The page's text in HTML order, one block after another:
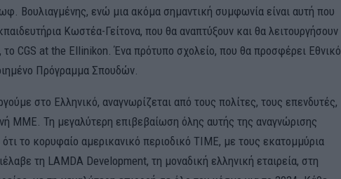
Βουλιαγμένης, ενώ μια ακόμα σημαντική συμφωνία είναι αυτή που
Κωστέα-Γείτονα, που θα αναπτύξουν και θα λειτουργήσουν
το CGS at the Ellinikon. Ένα πρότυπο σχολείο, που θα προσφέρει Εθνικό
Πρόγραμμα Σπουδών.
στο Ελληνικό, αναγνωρίζεται από τους πολίτες, τους επενδυτές,
ΜΜΕ. Τη μεγαλύτερη επιβεβαίωση όλης αυτής της αναγνώρισης
ότι το κορυφαίο αμερικανικό περιοδικό TIME, με τους εκατομμύρια
τη LAMDA Development, τη μοναδική ελληνική εταιρεία, στη